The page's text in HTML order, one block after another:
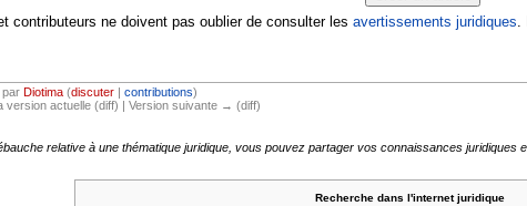
contributeurs ne doivent pas oublier de consulter les avertissements juridiques.
par Diotima (discuter| contributions)
version actuelle (diff) | Version suivante → (diff)
relative à une thématique juridique, vous pouvez partager vos connaissances juridiques
Recherche dans l'internet juridique